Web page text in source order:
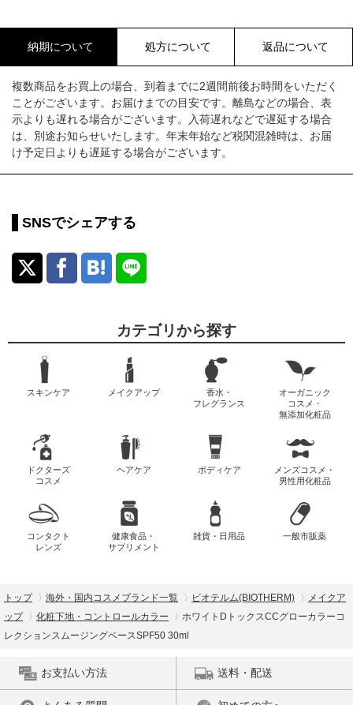
納期について 処方について 返品について
複数商品をお買上の場合、到着までに2週間前後お時間をいただく
ことがございます。お届けまでの目安です。離島などの場合、表
示よりも遅れる場合がございます。入荷遅れなどで遅延する場合
は、別途お知らせいたします。年末年始など税関混雑時は、お届
け予定日よりも遅延する場合がございます。
SNSでシェアする
カテゴリから探す
スキンケア メイクアップ
香水・
フレグランス
オーガニック
コスメ・
無添加化粧品
ドクターズ
コスメ
ヘアケア ボディケア
メンズコスメ・
男性用化粧品
コンタクト
レンズ
健康食品・
サプリメント
雑貨・日用品 一般市販薬
トップ 海外・国内コスメブランド一覧 ビオテルム(BIOTHERM)
メイクア
ップ
化粧下地・コントロールカラー
ホワイトDトックスCCグローカラーコ
レクションスムージングベースSPF50 30ml
お支払い方法 送料・配送